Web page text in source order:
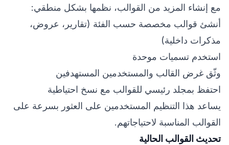
مع إنشاء المزيد من القوالب، نظمها بشكل منطقي:
أنشئ قوالب مخصصة حسب الفئة (تقارير، عروض،
مذكرات داخلية)
استخدم تسميات موحدة
وثّق غرض القالب والمستخدمين المستهدفين
احتفظ بمجلد رئيسي للقوالب مع نسخ احتياطية
يساعد هذا التنظيم المستخدمين على العثور بسرعة على
القوالب المناسبة لاحتياجاتهم.
تحديث القوالب الحالية